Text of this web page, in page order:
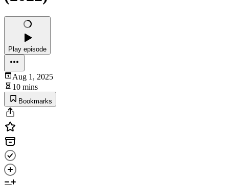
Play episode
Aug 1, 2025
10 mins
Bookmarks